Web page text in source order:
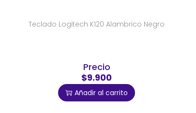
Teclado Logitech K120 Alambrico Negro
Precio
$9.900
Añadir al carrito